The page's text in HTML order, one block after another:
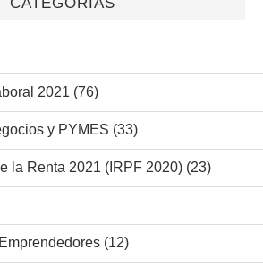
2021 (76)
y PYMES (33)
la Renta 2021 (IRPF 2020) (23)
(12)